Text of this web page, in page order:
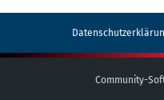
Community-